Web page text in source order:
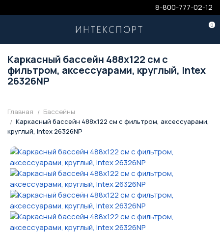
8-800-777-02-12
0
Каркасный бассейн 488х122 см с
фильтром, аксессуарами, круглый, Intex
26326NP
Главная
Бассейны
Каркасный бассейн 488х122 см с фильтром, аксессуарами,
круглый, Intex 26326NP